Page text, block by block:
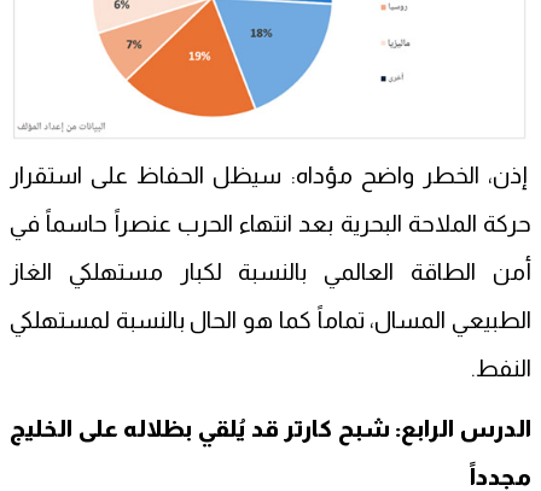
إذن، الخطر واضح مؤداه: سيظل الحفاظ على استقرار
حركة الملاحة البحرية بعد انتهاء الحرب عنصراً حاسماً في
أمن الطاقة العالمي بالنسبة لكبار مستهلكي الغاز
الطبيعي المسال، تماماً كما هو الحال بالنسبة لمستهلكي
النفط.
الدرس الرابع: شبح كارتر قد يُلقي بظلاله على الخليج
مجدداً